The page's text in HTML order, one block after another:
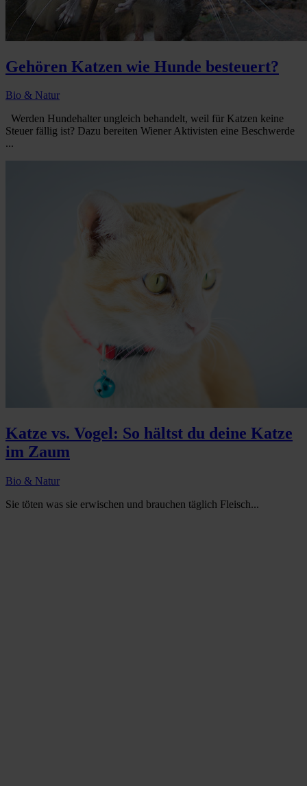
Gehören Katzen wie Hunde besteuert?
Bio & Natur
Werden Hundehalter ungleich behandelt, weil für Katzen keine
Steuer fällig ist? Dazu bereiten Wiener Aktivisten eine Beschwerde
...
Katze vs. Vogel: So hältst du deine Katze
im Zaum
Bio & Natur
Sie töten was sie erwischen und brauchen täglich Fleisch...